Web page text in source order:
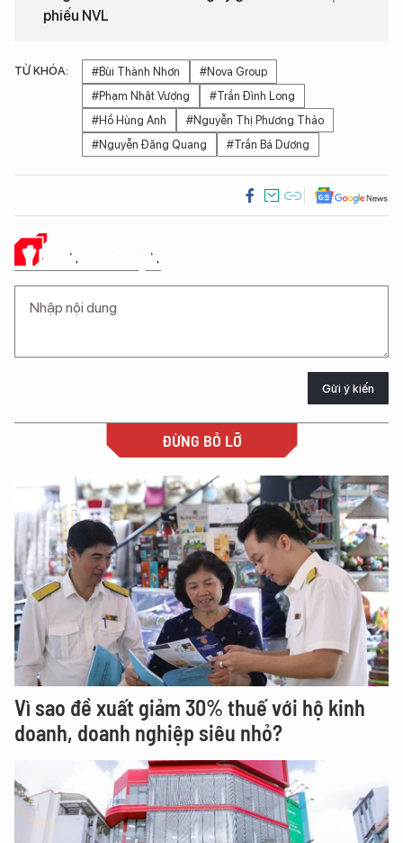
phiếu NVL
TỪ KHÓA: #Bùi Thành Nhơn
#Nova Group
#Phạm Nhật Vượng
#Trần Đình Long
#Hồ Hùng Anh
#Nguyễn Thị Phương Thảo
#Nguyễn Đăng Quang
#Trần Bá Dương
Ý KIẾN CỦA BẠN
Gửi ý kiến
ĐỪNG BỎ LỠ
Vì sao đề xuất giảm 30% thuế với hộ kinh
doanh, doanh nghiệp siêu nhỏ?